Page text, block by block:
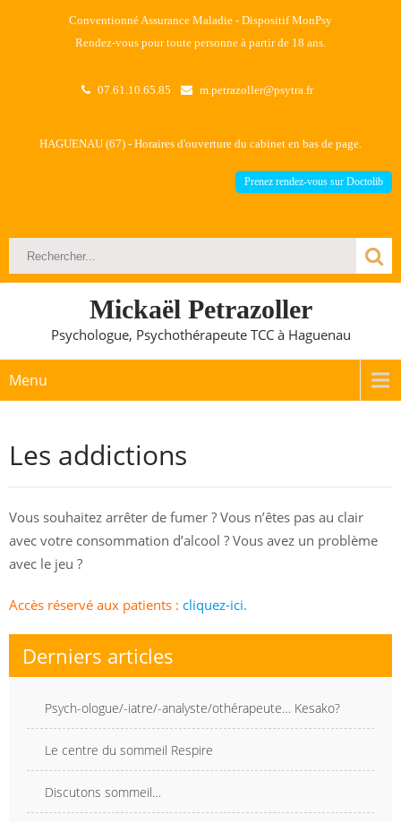
Conventionné Assurance Maladie - Dispositif MonPsy
Rendez-vous pour toute personne à partir de 18 ans.
07.61.10.65.85 m.petrazoller@psytra.fr
HAGUENAU (67) - Horaires d'ouverture du cabinet en bas de page.
Prenez rendez-vous sur Doctolib
Mickaël Petrazoller
Psychologue, Psychothérapeute TCC à Haguenau
Menu
Les addictions
Vous souhaitez arrêter de fumer ? Vous n’êtes pas au clair
avec votre consommation d’alcool ? Vous avez un problème
avec le jeu ?
Accès réservé aux patients : cliquez-ici.
Derniers articles
Psych-ologue/-iatre/-analyste/othérapeute… Kesako?
Le centre du sommeil Respire
Discutons sommeil…